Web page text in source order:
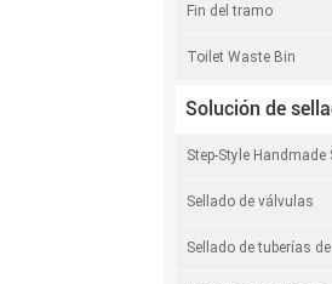
Fin del tramo
Toilet Waste Bin
Solución de
Step-Style Handmade
Sellado de válvulas
Sellado de tuberías